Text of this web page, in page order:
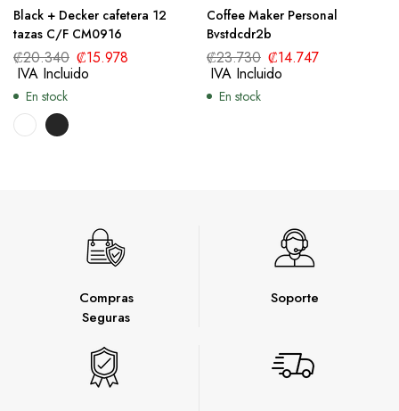
Black + Decker cafetera 12
tazas C/F CM0916
₡20.340 ₡15.978
IVA Incluido
En stock
Coffee Maker Personal
Bvstdcdr2b
₡23.730 ₡14.747
IVA Incluido
En stock
Compras
Seguras
Soporte